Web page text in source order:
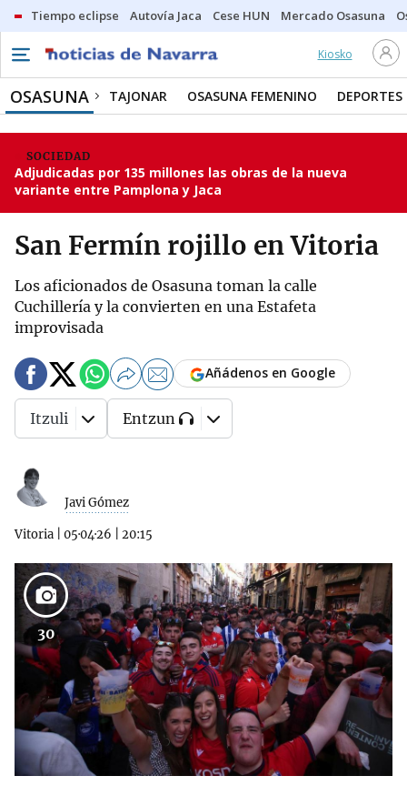
Tiempo eclipse Autovía Jaca Cese HUN Mercado Osasuna
Kiosko
OSASUNA TAJONAR OSASUNA FEMENINO DEPORTES
SOCIEDAD
Adjudicadas por 135 millones las obras de la nueva
variante entre Pamplona y Jaca
San Fermín rojillo en Vitoria
Los aficionados de Osasuna toman la calle
Cuchillería y la convierten en una Estafeta
improvisada
Javi Gómez
Vitoria 05·04·26 20:15
Añádenos en Google
Itzuli Entzun
30